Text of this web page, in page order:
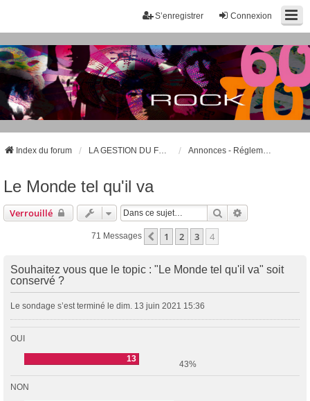
Connexion
S’enregistrer
Index du forum
Le Monde tel qu'il va
Verrouillé Rechercher
71 Messages Précédente
1 2 3 4
Souhaitez vous que le topic : "Le Monde tel qu'il va" soit
conservé ?
Le sondage s’est terminé le dim. 13 juin 2021 15:36
OUI
13
43%
NON